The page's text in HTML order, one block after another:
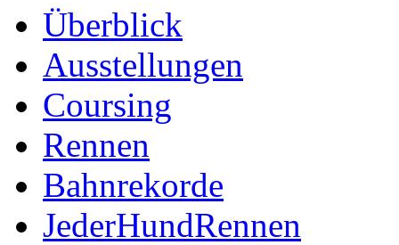
Überblick
Ausstellungen
Coursing
Rennen
Bahnrekorde
JederHundRennen